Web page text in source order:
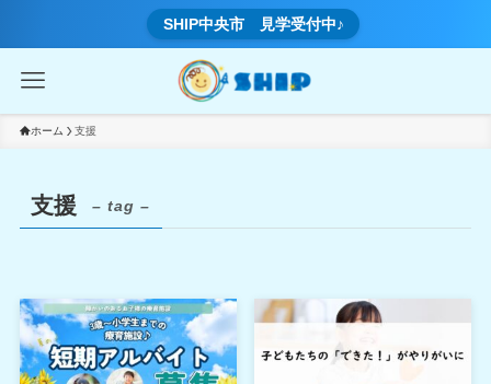
SHIP中央市 見学受付中♪
ホーム 支援
支援 – tag –